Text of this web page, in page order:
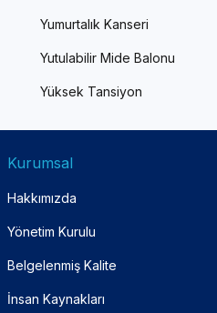
Yumurtalık Kanseri
Yutulabilir Mide Balonu
Yüksek Tansiyon
Kurumsal
Hakkımızda
Yönetim Kurulu
Belgelenmiş Kalite
İnsan Kaynakları